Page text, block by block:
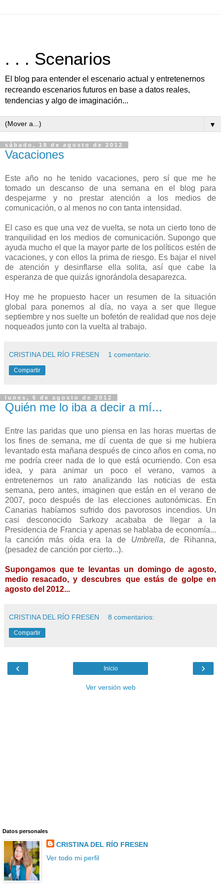
. . . Scenarios
El blog para entender el escenario actual y entretenernos
recreando escenarios futuros en base a datos reales,
tendencias y algo de imaginación...
▼
sábado, 18 de agosto de 2012
Vacaciones
Este año no he tenido vacaciones, pero sí que me he
tomado un descanso de una semana en el blog para
despejarme y no prestar atención a los medios de
comunicación, o al menos no con tanta intensidad.
El caso es que una vez de vuelta, se nota un cierto tono de
tranquilidad en los medios de comunicación. Supongo que
ayuda mucho el que la mayor parte de los políticos estén de
vacaciones, y con ellos la prima de riesgo. Es bajar el nivel
de atención y desinflarse ella solita, así que cabe la
esperanza de que quizás ignorándola desaparezca.
Hoy me he propuesto hacer un resumen de la situación
global para ponernos al día, no vaya a ser que llegue
septiembre y nos suelte un bofetón de realidad que nos deje
noqueados junto con la vuelta al trabajo.
CRISTINA DEL RÍO FRESEN 1 comentario:
Compartir
lunes, 6 de agosto de 2012
Quién me lo iba a decir a mí...
Entre las paridas que uno piensa en las horas muertas de
los fines de semana, me dí cuenta de que si me hubiera
levantado esta mañana después de cinco años en coma, no
me podría creer nada de lo que está ocurriendo. Con esa
idea, y para animar un poco el verano, vamos a
entretenernos un rato analizando las noticias de esta
semana, pero antes, imaginen que están en el verano de
2007, poco después de las elecciones autonómicas. En
Canarias habíamos sufrido dos pavorosos incendios. Un
casi desconocido Sarkozy acababa de llegar a la
Presidencia de Francia y apenas se hablaba de economía...
la canción más oída era la de Umbrella, de Rihanna,
(pesadez de canción por cierto...).
Supongamos que te levantas un domingo de agosto,
medio resacado, y descubres que estás de golpe en
agosto del 2012...
CRISTINA DEL RÍO FRESEN 8 comentarios:
Compartir
‹ ›
Inicio
Ver versión web
Datos personales
CRISTINA DEL RÍO FRESEN
Ver todo mi perfil